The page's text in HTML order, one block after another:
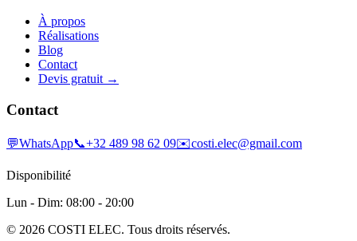
À propos
Réalisations
Blog
Contact
Devis gratuit →
Contact
💬WhatsApp📞+32 489 98 62 09✉️costi.elec@gmail.com
Disponibilité
Lun - Dim: 08:00 - 20:00
© 2026 COSTI ELEC. Tous droits réservés.